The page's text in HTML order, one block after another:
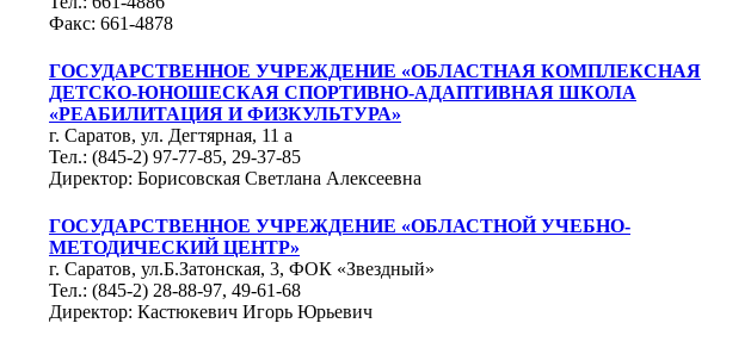
Факс: 661-4878
ГОСУДАРСТВЕННОЕ УЧРЕЖДЕНИЕ «ОБЛАСТНАЯ КОМПЛЕКСНАЯ
ДЕТСКО-ЮНОШЕСКАЯ СПОРТИВНО-АДАПТИВНАЯ ШКОЛА
«РЕАБИЛИТАЦИЯ И ФИЗКУЛЬТУРА»
г. Саратов, ул. Дегтярная, 11 а
Тел.: (845-2) 97-77-85, 29-37-85
Директор: Борисовская Светлана Алексеевна
ГОСУДАРСТВЕННОЕ УЧРЕЖДЕНИЕ «ОБЛАСТНОЙ УЧЕБНО-
МЕТОДИЧЕСКИЙ ЦЕНТР»
г. Саратов, ул.Б.Затонская, 3, ФОК «Звездный»
Тел.: (845-2) 28-88-97, 49-61-68
Директор: Кастюкевич Игорь Юрьевич